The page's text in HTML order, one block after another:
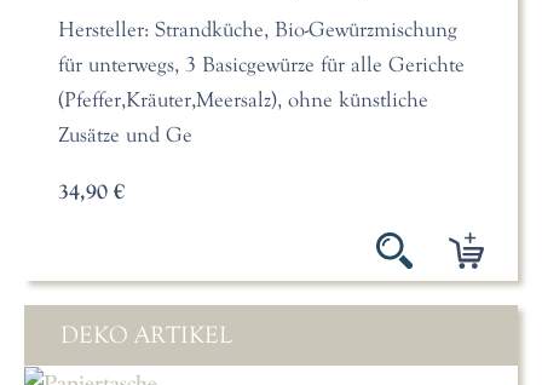
Hersteller: Strandküche, Bio-Gewürzmischung
für unterwegs, 3 Basicgewürze für alle Gerichte
(Pfeffer,Kräuter,Meersalz), ohne künstliche
Zusätze und Ge
34,90 €
DEKO ARTIKEL